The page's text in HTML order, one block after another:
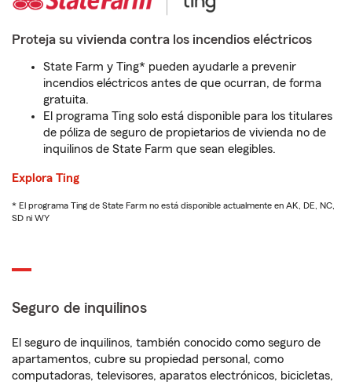
Proteja su vivienda contra los incendios eléctricos
State Farm y Ting* pueden ayudarle a prevenir
incendios eléctricos antes de que ocurran, de forma
gratuita.
El programa Ting solo está disponible para los titulares
de póliza de seguro de propietarios de vivienda no de
inquilinos de State Farm que sean elegibles.
Explora Ting
* El programa Ting de State Farm no está disponible actualmente en AK, DE, NC,
SD ni WY
Seguro de inquilinos
El seguro de inquilinos, también conocido como seguro de
apartamentos, cubre su propiedad personal, como
computadoras, televisores, aparatos electrónicos, bicicletas,